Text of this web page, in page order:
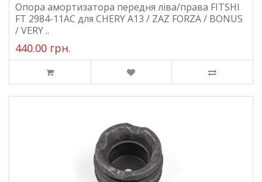
Опора амортизатора передня ліва/права FITSHI
FT 2984-11AC для CHERY A13 / ZAZ FORZA / BONUS
/ VERY ..
440.00 грн.